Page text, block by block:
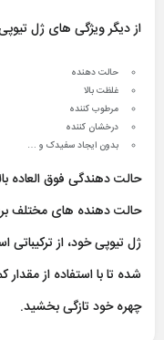
از دیگر ویژگی های ژل تیوپی
حالت دهنده
غلظت بالا
مرطوب کننده
درخشان کننده
بدون ایجاد سفیدک و …
حالت دهندگی فوق العاده
حالت دهنده های مختلف
ژل تیوپی خود، از
شده تا با استفاده از
چهره خود تازگی بخشید.